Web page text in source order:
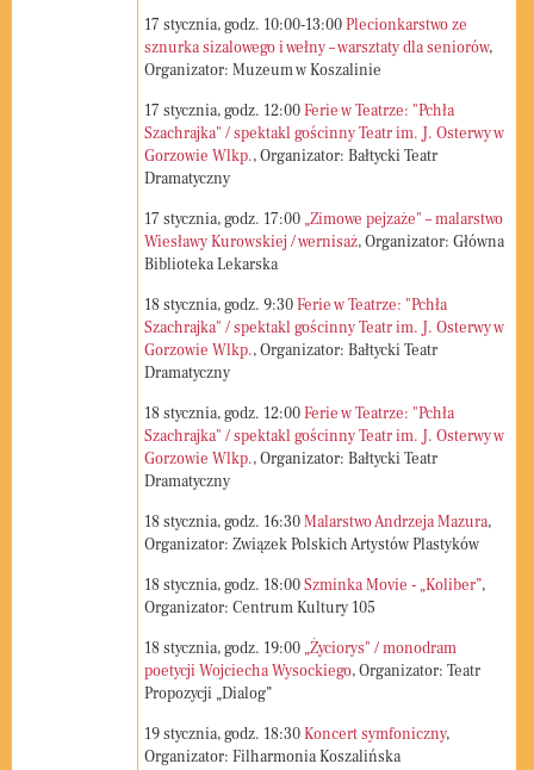
17 stycznia, godz. 10:00-13:00Plecionkarstwo ze
sznurka sizalowego i wełny – warsztaty dla seniorów,
Organizator: Muzeum w Koszalinie
17 stycznia, godz. 12:00Ferie w Teatrze: "Pchła
Szachrajka" / spektakl gościnny Teatr im. J. Osterwy w
Gorzowie Wlkp., Organizator: Bałtycki Teatr
Dramatyczny
17 stycznia, godz. 17:00 „Zimowe pejzaże" – malarstwo
Wiesławy Kurowskiej / wernisaż, Organizator: Główna
Biblioteka Lekarska
18stycznia, godz. 9:30Ferie w Teatrze: "Pchła
Szachrajka" / spektakl gościnny Teatr im. J. Osterwy w
Gorzowie Wlkp., Organizator: Bałtycki Teatr
Dramatyczny
18stycznia, godz. 12:00Ferie w Teatrze: "Pchła
Szachrajka" / spektakl gościnny Teatr im. J. Osterwy w
Gorzowie Wlkp., Organizator: Bałtycki Teatr
Dramatyczny
18stycznia, godz. 16:30Malarstwo Andrzeja Mazura,
Organizator: Związek Polskich Artystów Plastyków
18stycznia, godz. 18:00Szminka Movie - „Koliber”,
Organizator: Centrum Kultury 105
18stycznia, godz. 19:00 „Życiorys" / monodram
poetycji Wojciecha Wysockiego, Organizator: Teatr
Propozycji „Dialog”
19stycznia, godz. 18:30Koncert symfoniczny,
Organizator: Filharmonia Koszalińska